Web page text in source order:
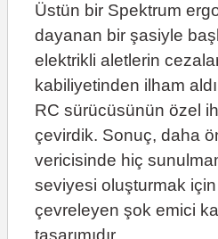
Üstün bir Spektrum
dayanan bir şasiyle
elektrikli aletlerin
kabiliyetinden ilham
RC sürücüsünün özel
çevirdik. Sonuç, daha
vericisinde hiç
seviyesi oluşturmak
çevreleyen şok emici
tasarımıdır.